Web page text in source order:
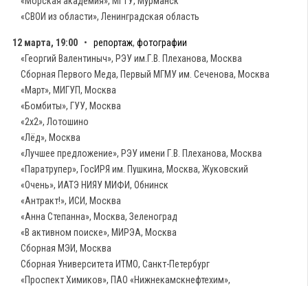
«СВОИ из области», Ленинградская область
12 марта, 19:00 • репортаж, фотографии
«Георгий Валентиныч», РЭУ им.Г.В. Плеханова, Москва
Сборная Первого Меда, Первый МГМУ им. Сеченова, Москва
«Март», МИГУП, Москва
«Бомбиты», ГУУ, Москва
«2х2», Лотошино
«Лёд», Москва
«Лучшее предложение», РЭУ имени Г.В. Плеханова, Москва
«Паратрупер», ГосИРЯ им. Пушкина, Москва, Жуковский
«Очень», ИАТЭ НИЯУ МИФИ, Обнинск
«Антракт!», ИСИ, Москва
«Анна Степанна», Москва, Зеленоград
«В активном поиске», МИРЭА, Москва
Сборная МЭИ, Москва
Сборная Университета ИТМО, Санкт-Петербург
«Проспект Химиков», ПАО «Нижнекамскнефтехим»,